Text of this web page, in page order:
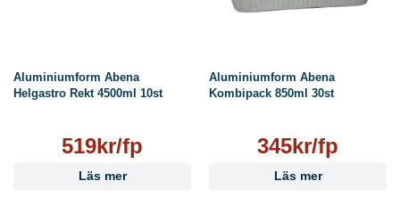
Aluminiumform Abena
Helgastro Rekt 4500ml 10st
519kr/fp
Läs mer
Aluminiumform Abena
Kombipack 850ml 30st
345kr/fp
Läs mer